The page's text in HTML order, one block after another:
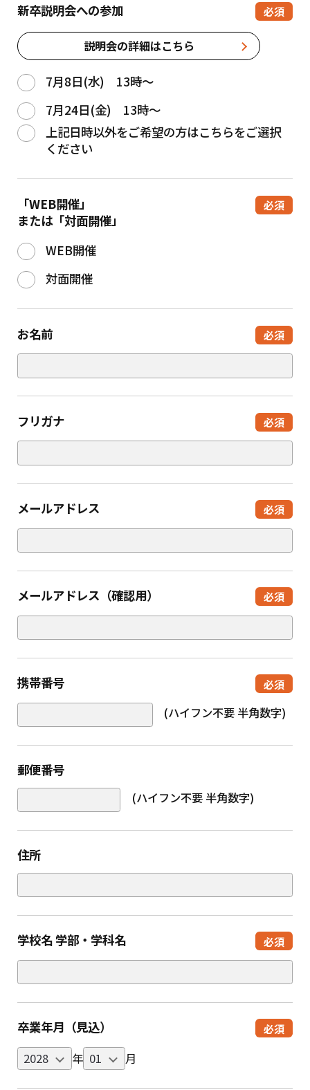
よくあるご質問
説明会、インターンシップ情報
採用担当者から就活生の皆様へ
コーポレートサイト
新卒説明会への参加 必須
説明会の詳細はこちら
7月8日(水) 13時～
7月24日(金) 13時～
上記日時以外をご希望の方はこちらをご選択
ください
「WEB開催」
または「対面開催」
必須
WEB開催
対面開催
お名前 必須
フリガナ 必須
メールアドレス 必須
メールアドレス（確認用） 必須
携帯番号 必須
(ハイフン不要 半角数字)
郵便番号
(ハイフン不要 半角数字)
住所
学校名 学部・学科名 必須
卒業年月（見込） 必須
年 月